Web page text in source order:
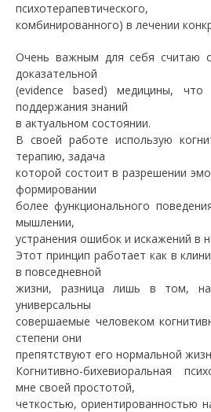
психотерапевтического,
комбинированного) в лечении
Очень важным для себя считаю
доказательной
(evidence based) медицины, что
поддержания знаний
в актуальном состоянии.
В своей работе использую
терапию, задача
которой состоит в разрешении
формировании
более функционального
мышлении,
устранения ошибок и искажений в
Этот принцип работает как в
в повседневной
жизни, разница лишь в том,
универсальны
совершаемые человеком
степени они
препятствуют его нормальной
Когнитивно-бихевиоральная
мне своей простотой,
четкостью, ориентированностью